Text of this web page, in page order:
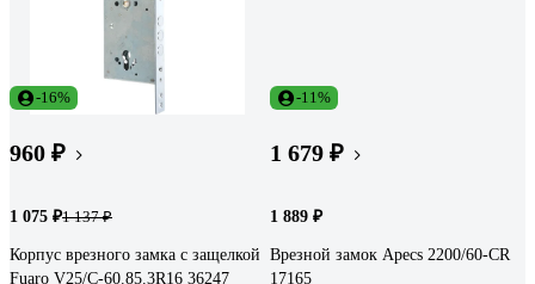
-16%
960 ₽
1 075 ₽1 137 ₽
Корпус врезного замка c защелкой
Fuaro V25/C-60.85.3R16 36247
-11%
1 679 ₽
1 889 ₽
Врезной замок Apecs 2200/60-CR
17165